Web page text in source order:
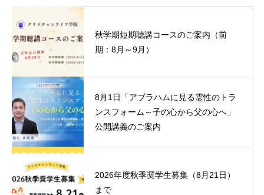
秋学期短期聴講コースのご案内（前
期：8月～9月）
8月1日「アブラハムに見る霊性のトラ
ンスフォーム～子の心から父の心へ」
公開講義のご案内
2026年度秋季奨学生募集（8月21日）
まで